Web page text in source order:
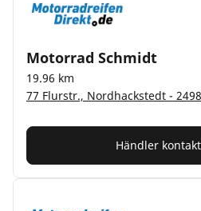
Motorrad Schmidt
19.96 km
77 Flurstr., Nordhackstedt -
Händler